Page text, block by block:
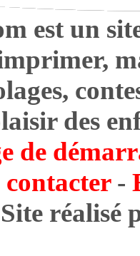
est un
des
de
contacter-
Site réalisé